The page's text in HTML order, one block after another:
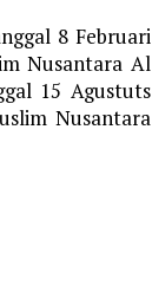
8 Februari
Nusantara Al
15 Agustuts
Nusantara